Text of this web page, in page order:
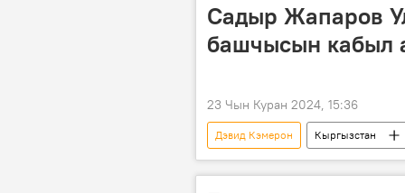
Садыр Жапаров
башчысын кабыл
23 Чын Куран 2024, 15:36
Дэвид Кэмерон Кыргызстан
Жээнбек Кулубаев